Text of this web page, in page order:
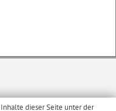
dieser Seite unter der